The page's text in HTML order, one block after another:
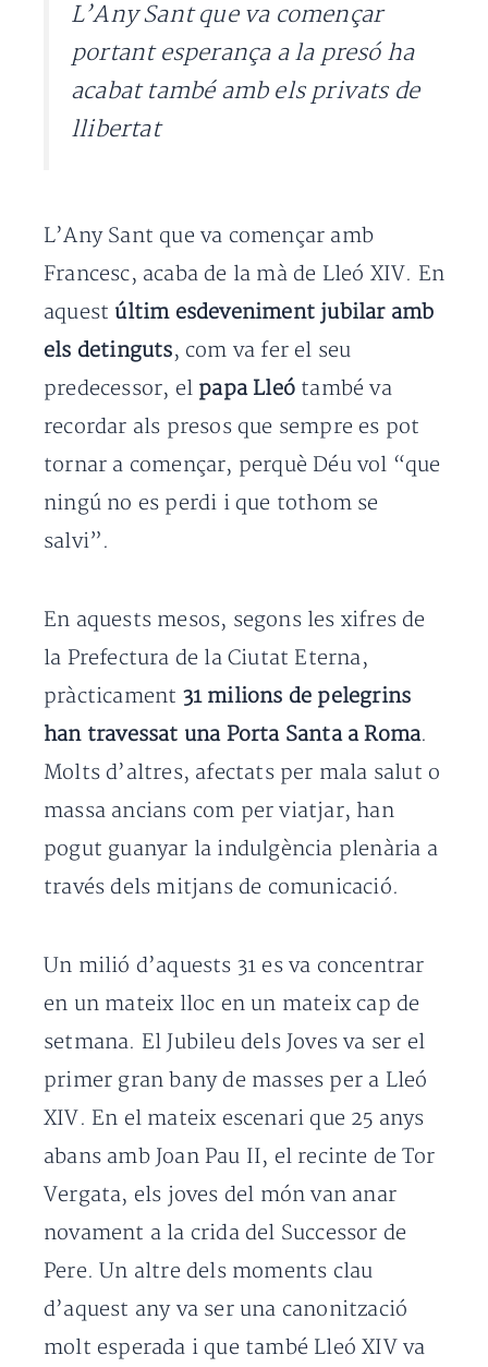
L’Any Sant que va començar
portant esperança a la presó ha
acabat també amb els privats de
llibertat
L’Any Sant que va començar amb
Francesc, acaba de la mà de Lleó XIV. En
aquest últim esdeveniment jubilar amb
els detinguts, com va fer el seu
predecessor, el papa Lleó també va
recordar als presos que sempre es pot
tornar a començar, perquè Déu vol “que
ningú no es perdi i que tothom se
salvi”.
En aquests mesos, segons les xifres de
la Prefectura de la Ciutat Eterna,
pràcticament 31 milions de pelegrins
han travessat una Porta Santa a Roma.
Molts d’altres, afectats per mala salut o
massa ancians com per viatjar, han
pogut guanyar la indulgència plenària a
través dels mitjans de comunicació.
Un milió d’aquests 31 es va concentrar
en un mateix lloc en un mateix cap de
setmana. El Jubileu dels Joves va ser el
primer gran bany de masses per a Lleó
XIV. En el mateix escenari que 25 anys
abans amb Joan Pau II, el recinte de Tor
Vergata, els joves del món van anar
novament a la crida del Successor de
Pere. Un altre dels moments clau
d’aquest any va ser una canonització
molt esperada i que també Lleó XIV va